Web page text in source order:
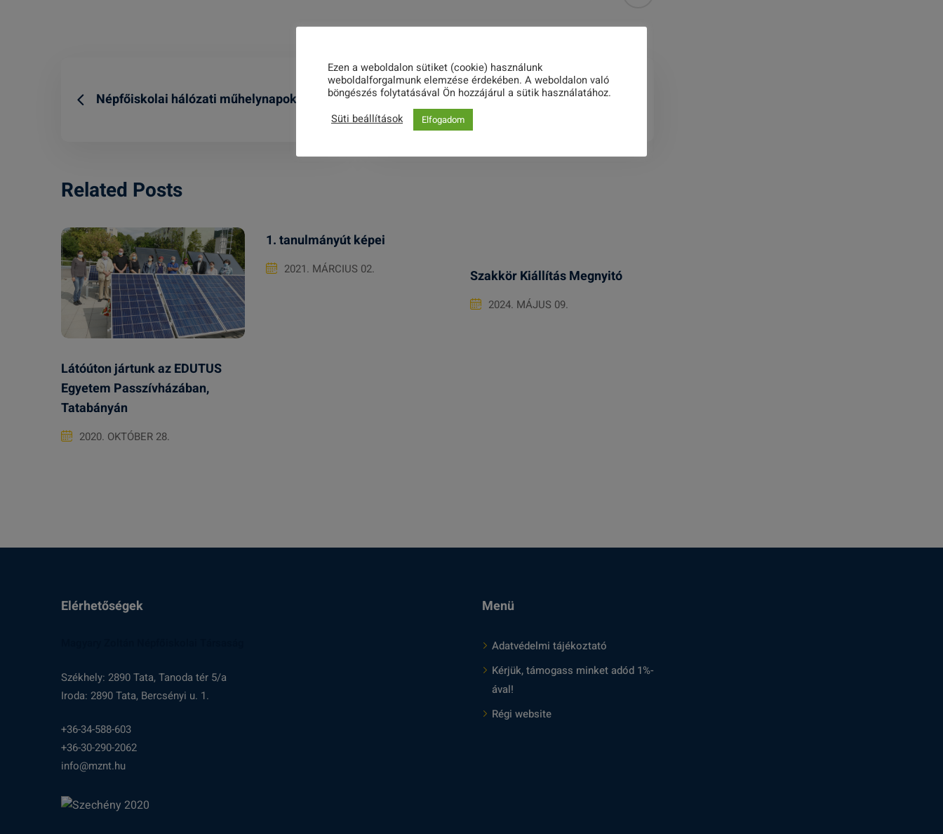
Népfőiskolai hálózati műhelynapok Meghívó
Related Posts
Látóúton jártunk az EDUTUS
Egyetem Passzívházában,
Tatabányán
2020. OKTÓBER 28.
1. tanulmányút képei
2021. MÁRCIUS 02. Szakkör Kiállítás Megnyitó
2024. MÁJUS 09.
Elérhetőségek
Székhely: 2890 Tata, Tanoda tér 5/a
Iroda: 2890 Tata, Bercsényi u. 1.
+36-34-588-603
+36-30-290-2062
info@mznt.hu
Menü
Adatvédelmi tájékoztató
Kérjük, támogass minket adód 1%-
ával!
Régi website
Ezen a weboldalon sütiket (cookie) használunk
weboldalforgalmunk elemzése érdekében. A weboldalon való
böngészés folytatásával Ön hozzájárul a sütik használatához.
Süti beállítások
Elfogadom